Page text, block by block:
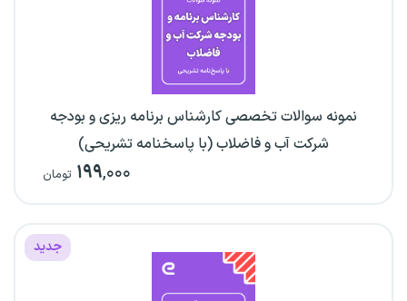
نمونه سوالات تخصصی کارشناس برنامه ریزی و بودجه
شرکت آب و فاضلاب (با پاسخنامه تشریحی)
۱۹۹,۰۰۰ تومان
جدید